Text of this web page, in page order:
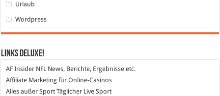
Urlaub
Wordpress
Links DeLuXe!
AF Insider NFL News, Berichte, Ergebnisse etc.
Affiliate Marketing für Online-Casinos
Alles außer SportTäglicher Live Sport